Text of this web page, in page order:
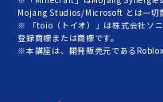
Mojang Studios/Microsoft とは一切
※ 「toio（トイオ）」は株式会社ソ
登録商標または商標です。
※本講座は、開発販売元である